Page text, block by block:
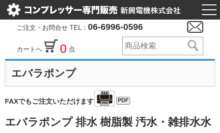
ご注文・お問合せ TEL： 06-6996-0596
カートへ 0 点
エバラポンプ
FAXでもご注文いただけます PDF
エバラポンプ 排水 樹脂製 汚水・雑排水水